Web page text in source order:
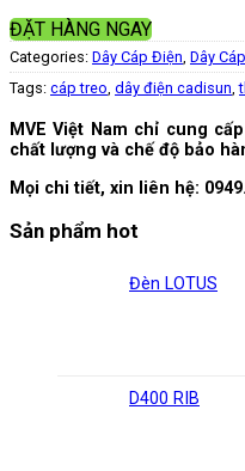
ĐẶT HÀNG NGAY
Categories: Dây Cáp Điện Dây
Tags: cáp treo dây điện cadisun ,
MVE Việt Nam chỉ cung
chất lượng và chế độ bảo
Mọi chi tiết, xin liên hệ:
Sản phẩm hot
Đèn LOTUS
D400 RIB